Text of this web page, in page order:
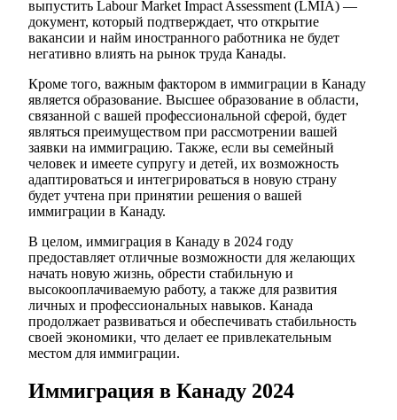
выпустить Labour Market Impact Assessment (LMIA) —
документ, который подтверждает, что открытие
вакансии и найм иностранного работника не будет
негативно влиять на рынок труда Канады.
Кроме того, важным фактором в иммиграции в Канаду
является образование. Высшее образование в области,
связанной с вашей профессиональной сферой, будет
являться преимуществом при рассмотрении вашей
заявки на иммиграцию. Также, если вы семейный
человек и имеете супругу и детей, их возможность
адаптироваться и интегрироваться в новую страну
будет учтена при принятии решения о вашей
иммиграции в Канаду.
В целом, иммиграция в Канаду в 2024 году
предоставляет отличные возможности для желающих
начать новую жизнь, обрести стабильную и
высокооплачиваемую работу, а также для развития
личных и профессиональных навыков. Канада
продолжает развиваться и обеспечивать стабильность
своей экономики, что делает ее привлекательным
местом для иммиграции.
Иммиграция в Канаду 2024